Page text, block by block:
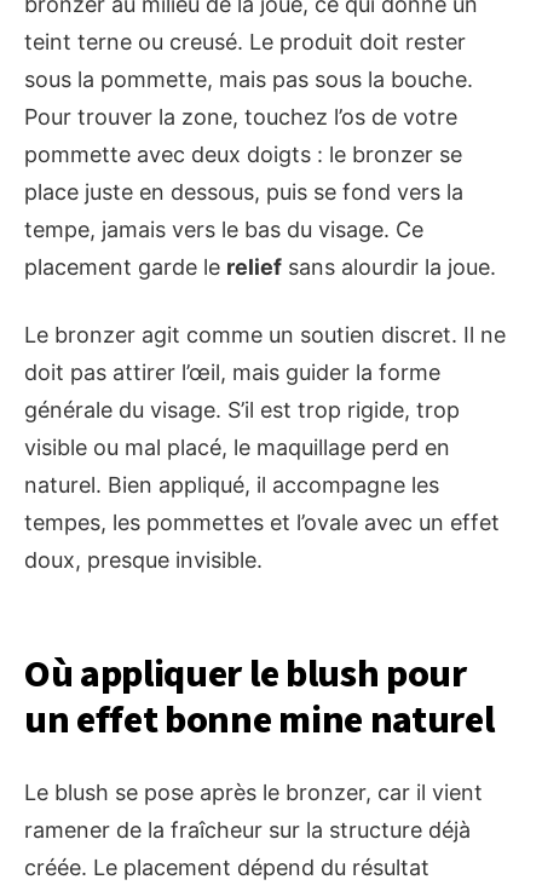
teint terne ou creusé. Le produit doit rester
sous la pommette, mais pas sous la bouche.
Pour trouver la zone, touchez l’os de votre
pommette avec deux doigts : le bronzer se
place juste en dessous, puis se fond vers la
tempe, jamais vers le bas du visage. Ce
placement garde le relief sans alourdir la joue.
Le bronzer agit comme un soutien discret. Il ne
doit pas attirer l’œil, mais guider la forme
générale du visage. S’il est trop rigide, trop
visible ou mal placé, le maquillage perd en
naturel. Bien appliqué, il accompagne les
tempes, les pommettes et l’ovale avec un effet
doux, presque invisible.
Où appliquer le blush pour
un effet bonne mine naturel
Le blush se pose après le bronzer, car il vient
ramener de la fraîcheur sur la structure déjà
créée. Le placement dépend du résultat